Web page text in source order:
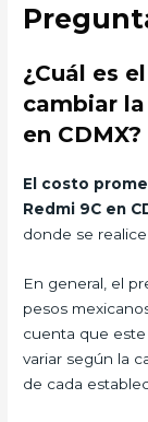
¿Cuál es
cambiar
en CDMX?
El costo
Redmi 9C en
donde se
En general, el
pesos
cuenta que
variar según la
de cada